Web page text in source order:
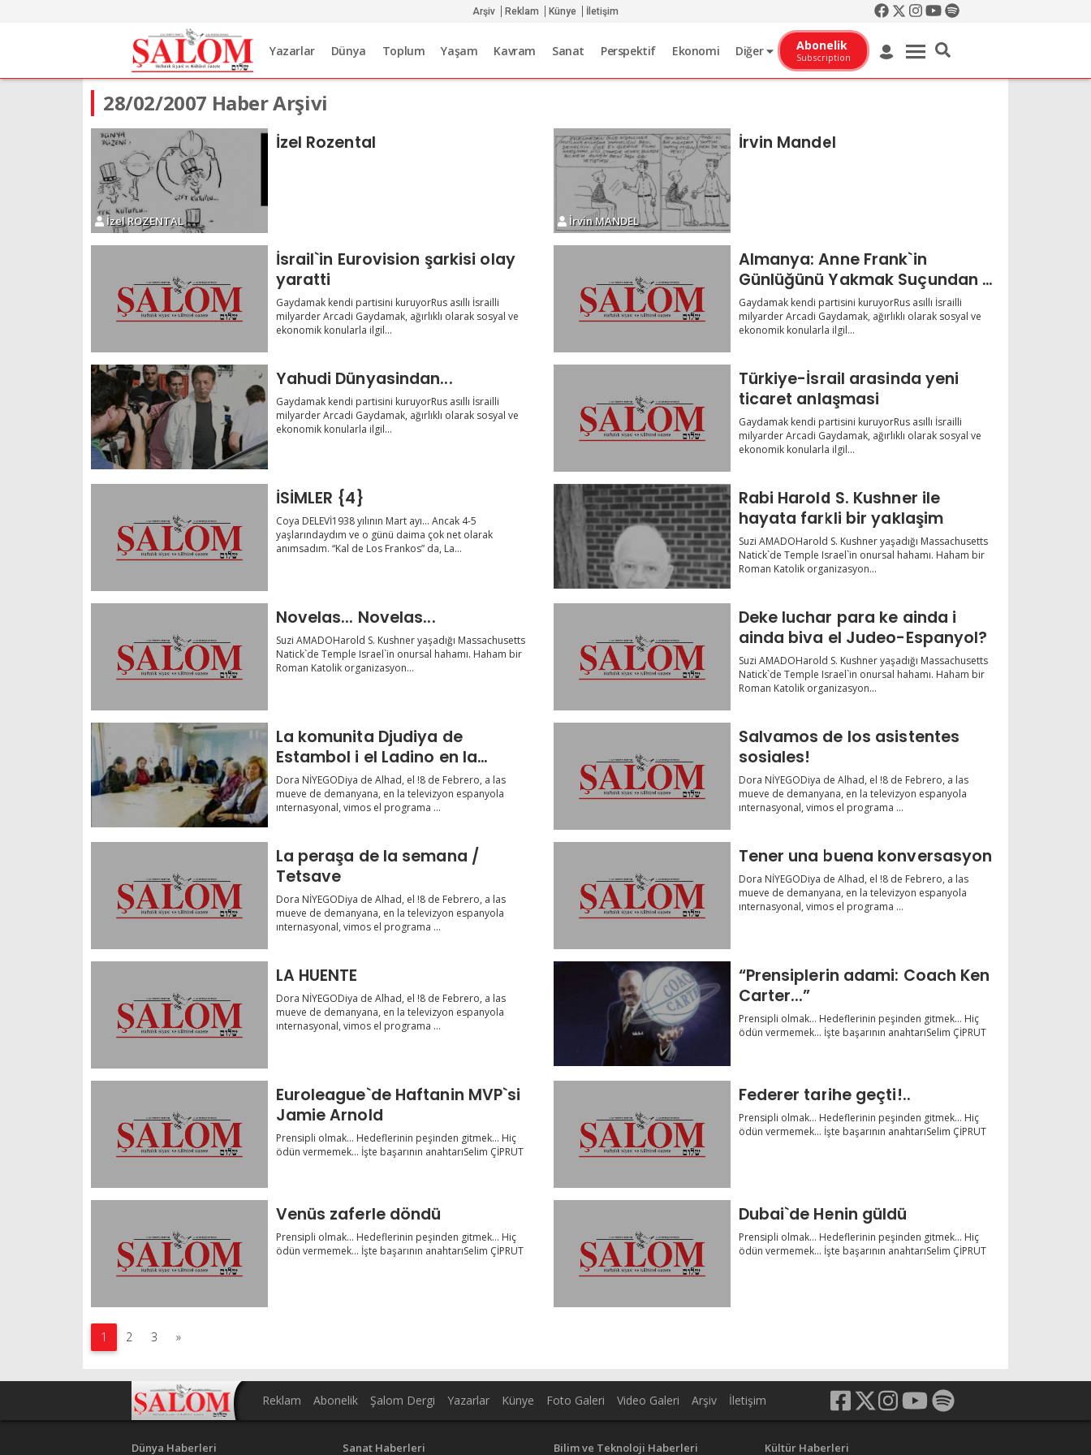
Arşiv Reklam Künye İletişim
Yazarlar Dünya Toplum Yaşam Kavram Sanat Perspektif Ekonomi Diğer Abonelik
Subscription
28/02/2007 Haber Arşivi
İzel ROZENTAL
İzel Rozental
İrvin MANDEL
İrvin Mandel
İsrail`in Eurovision şarkisi olay
yaratti
Gaydamak kendi partisini kuruyorRus asıllı İsrailli
milyarder Arcadi Gaydamak, ağırlıklı olarak sosyal ve
ekonomik konularla ilgil...
Almanya: Anne Frank`in
Günlüğünü Yakmak Suçundan 7
Kişi Mahk
Gaydamak kendi partisini kuruyorRus asıllı İsrailli
milyarder Arcadi Gaydamak, ağırlıklı olarak sosyal ve
ekonomik konularla ilgil...
Yahudi Dünyasindan...
Gaydamak kendi partisini kuruyorRus asıllı İsrailli
milyarder Arcadi Gaydamak, ağırlıklı olarak sosyal ve
ekonomik konularla ilgil...
Türkiye-İsrail arasinda yeni
ticaret anlaşmasi
Gaydamak kendi partisini kuruyorRus asıllı İsrailli
milyarder Arcadi Gaydamak, ağırlıklı olarak sosyal ve
ekonomik konularla ilgil...
İSİMLER {4}
Coya DELEVİ1938 yılının Mart ayı... Ancak 4-5
yaşlarındaydım ve o günü daima çok net olarak
anımsadım. “Kal de Los Frankos” da, La...
Rabi Harold S. Kushner ile
hayata farkli bir yaklaşim
Suzi AMADOHarold S. Kushner yaşadığı Massachusetts
Natick`de Temple Israel`in onursal hahamı. Haham bir
Roman Katolik organizasyon...
Novelas... Novelas...
Suzi AMADOHarold S. Kushner yaşadığı Massachusetts
Natick`de Temple Israel`in onursal hahamı. Haham bir
Roman Katolik organizasyon...
Deke luchar para ke ainda i
ainda biva el Judeo-Espanyol?
Suzi AMADOHarold S. Kushner yaşadığı Massachusetts
Natick`de Temple Israel`in onursal hahamı. Haham bir
Roman Katolik organizasyon...
La komunita Djudiya de
Estambol i el Ladino en la
televizyon Espanyola
Internasyonal
Dora NİYEGODiya de Alhad, el !8 de Febrero, a las
mueve de demanyana, en la televizyon espanyola
ınternasyonal, vimos el programa ...
Salvamos de los asistentes
sosiales!
Dora NİYEGODiya de Alhad, el !8 de Febrero, a las
mueve de demanyana, en la televizyon espanyola
ınternasyonal, vimos el programa ...
La peraşa de la semana /
Tetsave
Dora NİYEGODiya de Alhad, el !8 de Febrero, a las
mueve de demanyana, en la televizyon espanyola
ınternasyonal, vimos el programa ...
Tener una buena konversasyon
Dora NİYEGODiya de Alhad, el !8 de Febrero, a las
mueve de demanyana, en la televizyon espanyola
ınternasyonal, vimos el programa ...
LA HUENTE
Dora NİYEGODiya de Alhad, el !8 de Febrero, a las
mueve de demanyana, en la televizyon espanyola
ınternasyonal, vimos el programa ...
“Prensiplerin adami: Coach Ken
Carter...”
Prensipli olmak… Hedeflerinin peşinden gitmek… Hiç
ödün vermemek… İşte başarının anahtarıSelim ÇİPRUT
Euroleague`de Haftanin MVP`si
Jamie Arnold
Prensipli olmak… Hedeflerinin peşinden gitmek… Hiç
ödün vermemek… İşte başarının anahtarıSelim ÇİPRUT
Federer tarihe geçti!..
Prensipli olmak… Hedeflerinin peşinden gitmek… Hiç
ödün vermemek… İşte başarının anahtarıSelim ÇİPRUT
Venüs zaferle döndü
Prensipli olmak… Hedeflerinin peşinden gitmek… Hiç
ödün vermemek… İşte başarının anahtarıSelim ÇİPRUT
Dubai`de Henin güldü
Prensipli olmak… Hedeflerinin peşinden gitmek… Hiç
ödün vermemek… İşte başarının anahtarıSelim ÇİPRUT
1 2 3 »
Reklam Abonelik Şalom Dergi Yazarlar Künye Foto Galeri Video Galeri Arşiv İletişim
Dünya Haberleri Sanat Haberleri Bilim ve Teknoloji Haberleri Kültür Haberleri